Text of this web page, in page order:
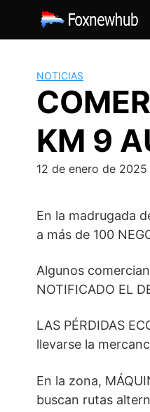
contenido
NOTICIAS
KM 9
12 de enero de 2025
En la madrugada
a más de 100
Algunos
NOTIFICADO EL
LAS PÉRDIDAS
llevarse la
En la zona,
buscan rutas